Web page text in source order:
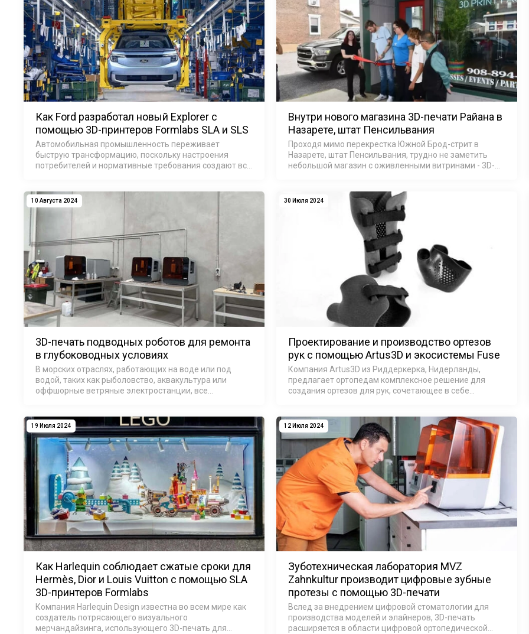
Как Ford разработал новый Explorer с
помощью 3D-принтеров Formlabs SLA и SLS
Автомобильная промышленность переживает
быструю трансформацию, поскольку настроения
потребителей и нормативные требования создают все
Внутри нового магазина 3D-печати Райана в
Назарете, штат Пенсильвания
Проходя мимо перекрестка Южной Брод-стрит в
Назарете, штат Пенсильвания, трудно не заметить
небольшой магазин с оживленными витринами - 3D-
10 Августа 2024
3D-печать подводных роботов для ремонта
в глубоководных условиях
В морских отраслях, работающих на воде или под
водой, таких как рыболовство, аквакультура или
оффшорные ветряные электростанции, все
опера…
30 Июля 2024
Проектирование и производство ортезов
рук с помощью Artus3D и экосистемы Fuse
Компания Artus3D из Риддеркерка, Нидерланды,
предлагает ортопедам комплексное решение для
создания ортезов для рук, сочетающее в себе
Artus3D имеет…
19 Июля 2024
Как Harlequin соблюдает сжатые сроки для
Hermès, Dior и Louis Vuitton с помощью SLA
3D-принтеров Formlabs
Компания Harlequin Design известна во всем мире как
создатель потрясающего визуального
мерчандайзинга, использующего 3D-печать для
12 Июля 2024
Зуботехническая лаборатория MVZ
Zahnkultur производит цифровые зубные
протезы с помощью 3D-печати
Вслед за внедрением цифровой стоматологии для
производства моделей и элайнеров, 3D-печать
расширяется в области цифровой ортопедической